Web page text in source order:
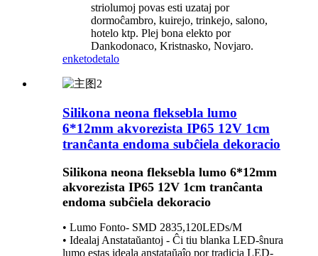
striolumoj povas esti uzataj por
dormoĉambro, kuirejo, trinkejo, salono,
hotelo ktp. Plej bona elekto por
Dankodonaco, Kristnasko, Novjaro.
enketodetalo
Silikona neona fleksebla lumo
6*12mm akvorezista IP65 12V 1cm
tranĉanta endoma subĉiela dekoracio
Silikona neona fleksebla lumo 6*12mm
akvorezista IP65 12V 1cm tranĉanta
endoma subĉiela dekoracio
• Lumo Fonto- SMD 2835,120LEDs/M
• Idealaj Anstataŭantoj - Ĉi tiu blanka LED-ŝnura
lumo estas ideala anstataŭaĵo por tradicia LED-